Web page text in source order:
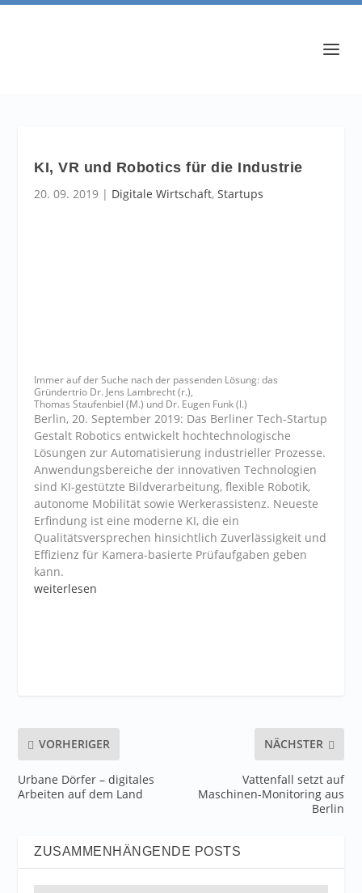
KI, VR und Robotics für die Industrie
20. 09. 2019 | Digitale Wirtschaft,Startups
Immer auf der Suche nach der passenden Lösung: das
Gründertrio Dr. Jens Lambrecht (r.),
Thomas Staufenbiel (M.) und Dr. Eugen Funk (l.)
Berlin, 20. September 2019: Das Berliner Tech-Startup
Gestalt Robotics entwickelt hochtechnologische
Lösungen zur Automatisierung industrieller Prozesse.
Anwendungsbereiche der innovativen Technologien
sind KI-gestützte Bildverarbeitung, flexible Robotik,
autonome Mobilität sowie Werkerassistenz. Neueste
Erfindung ist eine moderne KI, die ein
Qualitätsversprechen hinsichtlich Zuverlässigkeit und
Effizienz für Kamera-basierte Prüfaufgaben geben
kann.
weiterlesen
VORHERIGER
Urbane Dörfer – digitales
Arbeiten auf dem Land
NÄCHSTER
Vattenfall setzt auf
Maschinen-Monitoring aus
Berlin
ZUSAMMENHÄNGENDE POSTS